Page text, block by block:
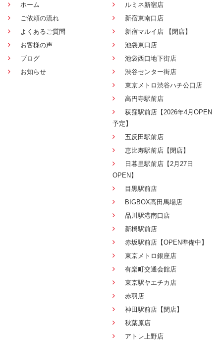
ホーム
ご依頼の流れ
よくあるご質問
お客様の声
ブログ
お知らせ
ルミネ新宿店
新宿東南口店
新宿マルイ店 【閉店】
池袋東口店
池袋西口地下街店
渋谷センター街店
東京メトロ渋谷ハチ公口店
高円寺駅前店
荻窪駅前店【2026年4月OPEN
予定】
五反田駅前店
恵比寿駅前店【閉店】
日暮里駅前店【2月27日
OPEN】
目黒駅前店
BIGBOX高田馬場店
品川駅港南口店
新橋駅前店
赤坂駅前店【OPEN準備中】
東京メトロ銀座店
有楽町交通会館店
東京駅ヤエチカ店
赤羽店
神田駅前店【閉店】
秋葉原店
アトレ上野店